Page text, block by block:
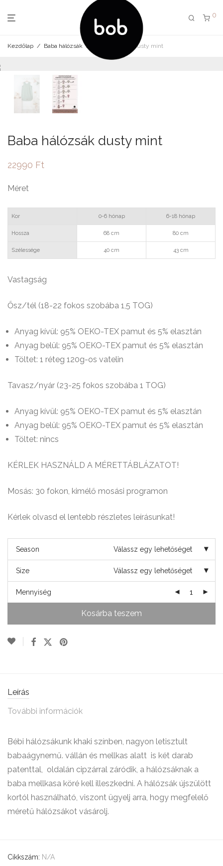
0
Kezdőlap / Baba hálózsák / Baba hálózsák dusty mint
Baba hálózsák dusty mint
22990 Ft
Méret
Kor 0-6 hónap 6-18 hónap
Hossza 68 cm 80 cm
Szélessége 40 cm 43 cm
Vastagság
Ősz/tél (18-22 fokos szobába 1,5 TOG)
Anyag kívül: 95% OEKO-TEX pamut és 5% elasztán
Anyag belül: 95% OEKO-TEX pamut és 5% elasztán
Töltet: 1 réteg 120g-os vatelin
Tavasz/nyár (23-25 fokos szobába 1 TOG)
Anyag kívül: 95% OEKO-TEX pamut és 5% elasztán
Anyag belül: 95% OEKO-TEX pamut és 5% elasztán
Töltet: nincs
KÉRLEK HASZNÁLD A MÉRETTÁBLÁZATOT!
Mosás: 30 fokon, kimélő mosási programon
Kérlek olvasd el lentebb részletes leírásunkat!
Season Válassz egy lehetőséget
Size Válassz egy lehetőséget
Mennyiség
Kosárba teszem
Leírás
További információk
Bébi hálózsákunk khaki színben, nagyon letisztult
babaágynemű. vállán és mellkas alatt is két darab
patenttal, oldalán cipzárral záródik, a hálózsáknak a
baba mellkasa köré kell illeszkedni. A hálózsák újszülött
kortól használható, viszont ügyelj arra, hogy megfelelő
méretű hálózsákot vásárolj.
Cikkszám: N/A